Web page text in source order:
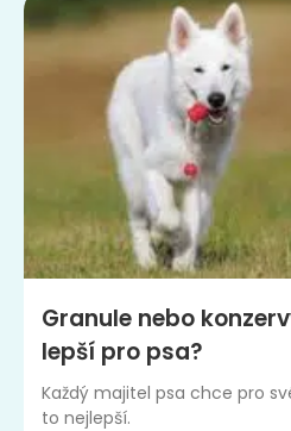
Granule nebo
lepší pro psa?
Každý majitel psa chce pro
to nejlepší.